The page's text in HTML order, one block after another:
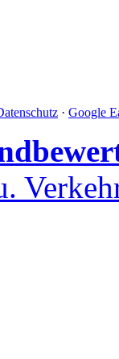
· Google